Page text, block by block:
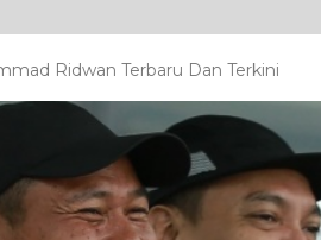
Ridwan Terbaru Dan Terkini